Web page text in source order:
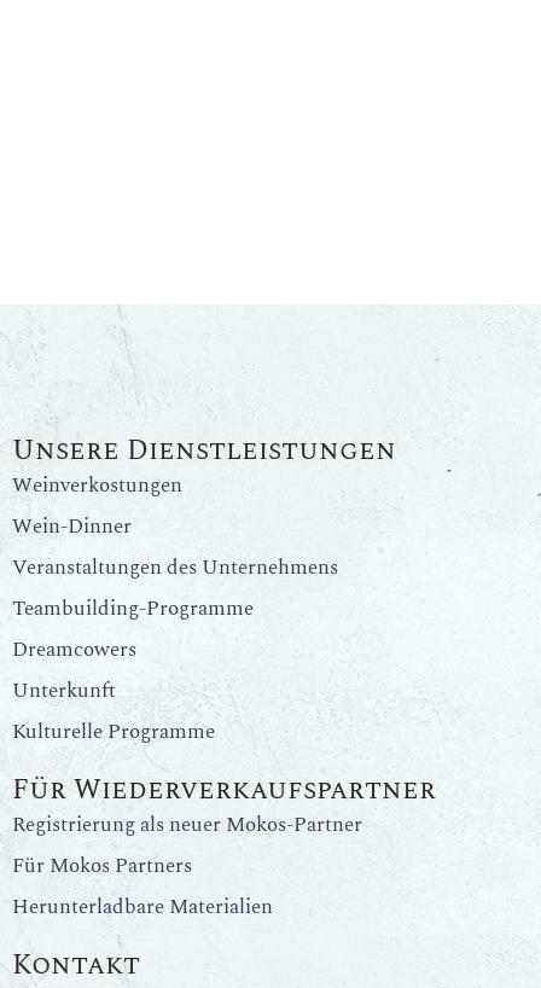
Unsere Dienstleistungen
Weinverkostungen
Wein-Dinner
Veranstaltungen des Unternehmens
Teambuilding-Programme
Dreamcowers
Unterkunft
Kulturelle Programme
Für Wiederverkaufspartner
Registrierung als neuer Mokos-Partner
Für Mokos Partners
Herunterladbare Materialien
Kontakt